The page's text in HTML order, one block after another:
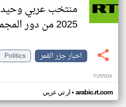
منتخب عربي وحيد
2025 من دور المجموعات
اخبار جزر القمر
Politics
YU55DX
ار تي عربي• arabic.rt.com